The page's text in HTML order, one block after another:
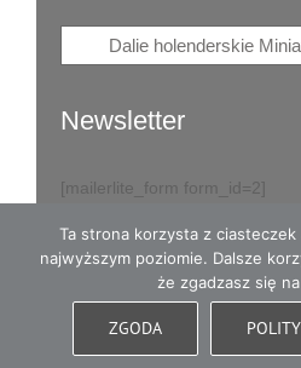
Newsletter
[mailerlite_form form_id=2]
Rights Reserved
Opieka
Ta strona korzysta z ciasteczek
najwyższym poziomie. Dalsze
że zgadzasz się
ZGODA